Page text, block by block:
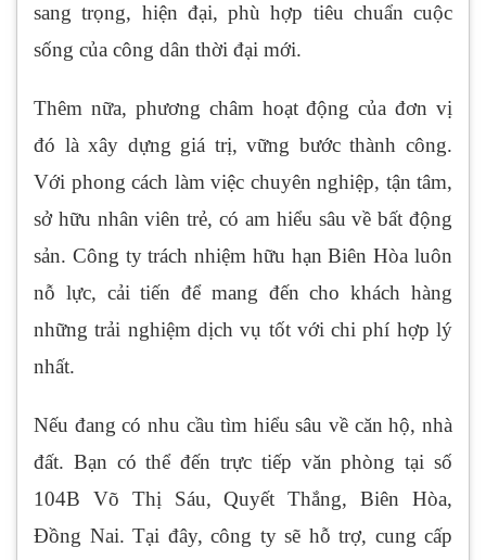
sang trọng, hiện đại, phù hợp tiêu chuẩn cuộc
sống của công dân thời đại mới.
Thêm nữa, phương châm hoạt động của đơn vị
đó là xây dựng giá trị, vững bước thành công.
Với phong cách làm việc chuyên nghiệp, tận tâm,
sở hữu nhân viên trẻ, có am hiểu sâu về bất động
sản. Công ty trách nhiệm hữu hạn Biên Hòa luôn
nỗ lực, cải tiến để mang đến cho khách hàng
những trải nghiệm dịch vụ tốt với chi phí hợp lý
nhất.
Nếu đang có nhu cầu tìm hiểu sâu về căn hộ, nhà
đất. Bạn có thể đến trực tiếp văn phòng tại số
104B Võ Thị Sáu, Quyết Thắng, Biên Hòa,
Đồng Nai. Tại đây, công ty sẽ hỗ trợ, cung cấp